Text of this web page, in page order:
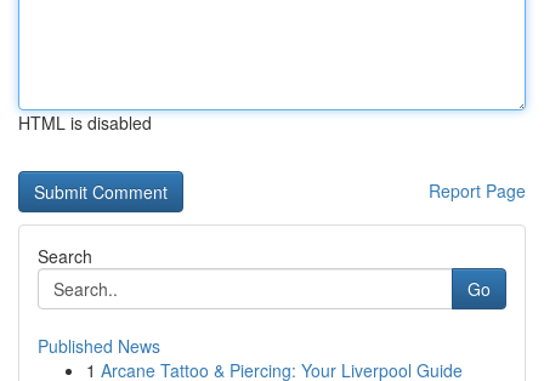
HTML is disabled
Report Page
Search
Go
Published News
1 Arcane Tattoo & Piercing: Your Liverpool Guide